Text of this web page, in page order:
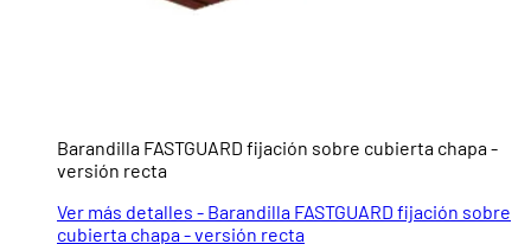
Barandilla FASTGUARD fijación sobre cubierta chapa -
versión recta
Ver más detalles - Barandilla FASTGUARD fijación sobre
cubierta chapa - versión recta